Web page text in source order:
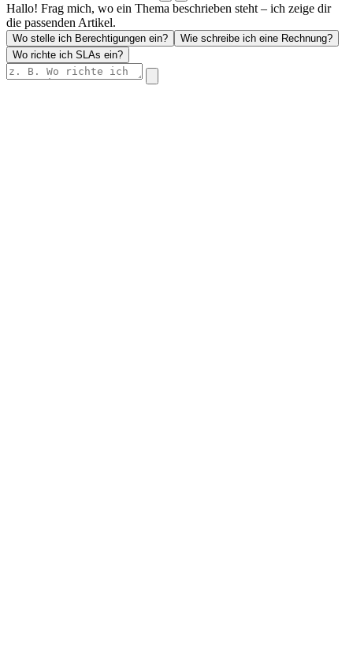
Hallo! Frag mich, wo ein Thema beschrieben steht – ich zeige dir
die passenden Artikel.
Wo stelle ich Berechtigungen ein?
Wie schreibe ich eine Rechnung?
Wo richte ich SLAs ein?